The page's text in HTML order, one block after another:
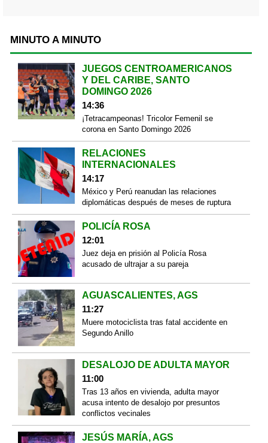
MINUTO A MINUTO
JUEGOS CENTROAMERICANOS
Y DEL CARIBE, SANTO
DOMINGO 2026
14:36
¡Tetracampeonas! Tricolor Femenil se
corona en Santo Domingo 2026
RELACIONES
INTERNACIONALES
14:17
México y Perú reanudan las relaciones
diplomáticas después de meses de ruptura
POLICÍA ROSA
12:01
Juez deja en prisión al Policía Rosa
acusado de ultrajar a su pareja
AGUASCALIENTES, AGS
11:27
Muere motociclista tras fatal accidente en
Segundo Anillo
DESALOJO DE ADULTA MAYOR
11:00
Tras 13 años en vivienda, adulta mayor
acusa intento de desalojo por presuntos
conflictos vecinales
JESÚS MARÍA, AGS